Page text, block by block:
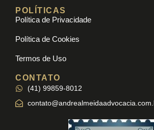
POLÍTICAS
Política de Privacidade
Política de Cookies
Termos de Uso
CONTATO
(41) 99859-8012